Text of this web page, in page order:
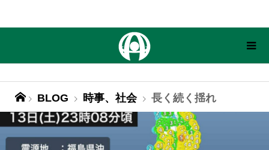
BLOG 時事、社会 長く続く揺れ